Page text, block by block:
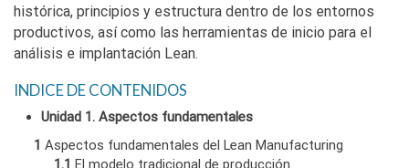
histórica, principios y estructura dentro de los entornos
productivos, así como las herramientas de inicio para el
análisis e implantación Lean.
INDICE DE CONTENIDOS
Unidad 1. Aspectos fundamentales
1 Aspectos fundamentales del Lean Manufacturing
1.1 El modelo tradicional de producción